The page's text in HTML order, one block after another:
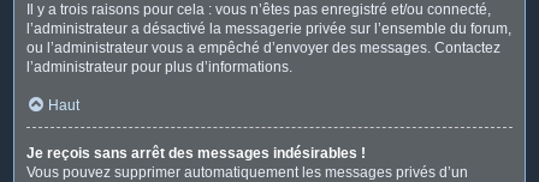
Il y a trois raisons pour cela : vous n’êtes pas enregistré et/ou connecté,
l’administrateur a désactivé la messagerie privée sur l’ensemble du forum,
ou l’administrateur vous a empêché d’envoyer des messages. Contactez
l’administrateur pour plus d’informations.
Haut
Je reçois sans arrêt des messages indésirables !
Vous pouvez supprimer automatiquement les messages privés d’un